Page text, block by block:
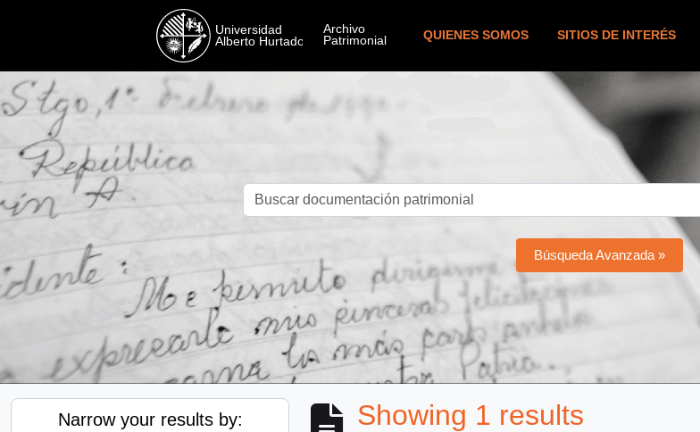
QUIENES SOMOS SITIOS DE INTERÉS
Búsqueda Avanzada »
Narrow your results by: Showing 1 results